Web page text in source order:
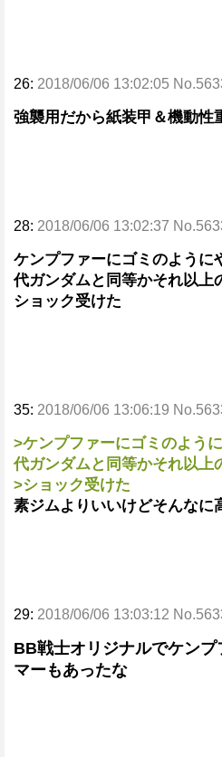
26: 2018/06/06 13:02:05
強襲用だから紙装甲＆機動性
28: 2018/06/06 13:02:37
ケンプファーにゴミのように
代ガンダムと同等かそれ以上
ショック受けた
35: 2018/06/06 13:06:19
>ケンプファーにゴミのよう
代ガンダムと同等かそれ以上
>ショック受けた
素ジムよりいいけどそんなに
29: 2018/06/06 13:03:12
BB戦士オリジナルでケン
マーもあったな